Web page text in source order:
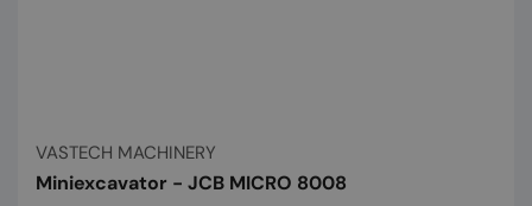
VASTECH MACHINERY
Miniexcavator - JCB MICRO 8008